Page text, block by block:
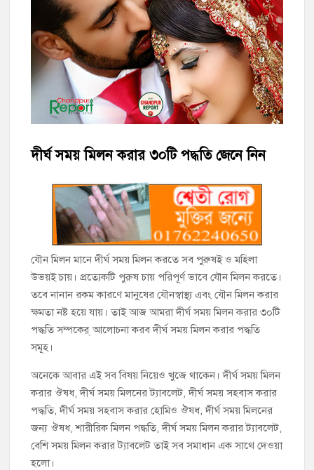
হাজীগঞ্জে ৬ বছরের শিশুকে ধর্ষণের অভিযোগে কেয়ারটেকার আটক
হাজীগঞ্জের রাজারগাঁও উবিতে জুলাই গণঅভ্যুত্থান দিবস পালন
হাজীগঞ্জ সরকারি মডেল পাইলট হাই স্কুল অ্যান্ড কলেজে ‘জুলাই
গণঅভ্যুত্থান দিবস’ পালিত
নিষিদ্ধ জাল মেরামত ও মাছ শিকার
‘জনগণের হাতে রাষ্ট্রের মালিকানা ফিরিয়ে দিতে বিএনপি সরকার
অঙ্গীকারাবদ্ধ’
মতলব উত্তরে সোনালী লাইফ ইন্সুইরেন্স কোম্পানী লিমিটেডের মরণোত্তর
চেক বিতরণ
দীর্ঘ সময় মিলন করার ৩০টি পদ্ধতি জেনে নিন
যৌন মিলন মানে দীর্ঘ সময় মিলন করতে সব পুরুষই ও মহিলা
উভয়ই চায়। প্রত্যেকটি পুরুষ চায় পরিপূর্ণ ভাবে যৌন মিলন করতে।
তবে নানান রকম কারণে মানুষের যৌনস্বাস্থ্য এবং যৌন মিলন করার
ক্ষমতা নষ্ট হয়ে যায়। তাই আজ আমরা দীর্ঘ সময় মিলন করার ৩০টি
পদ্ধতি সম্পকের্ আলোচনা করব দীর্ঘ সময় মিলন করার পদ্ধতি
সমূহ।
অনেকে আবার এই সব বিষয় নিয়েও খুজে থাকেন। দীর্ঘ সময় মিলন
করার ঔষধ, দীর্ঘ সময় মিলনের ট্যাবলেট, দীর্ঘ সময় সহবাস করার
পদ্ধতি, দীর্ঘ সময় সহবাস করার হোমিও ঔষধ, দীর্ঘ সময় মিলনের
জন্য ঔষধ, শারীরিক মিলন পদ্ধতি, দীর্ঘ সময় মিলন করার ট্যাবলেট,
বেশি সময় মিলন করার ট্যাবলেট তাই সব সমাধান এক সাথে দেওয়া
হলো।